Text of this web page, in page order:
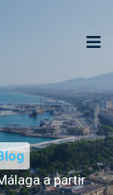
a partir